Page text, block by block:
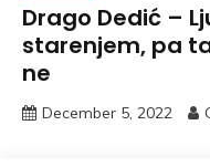
Drago Dedić –
starenjem, pa
ne
December 5, 2022